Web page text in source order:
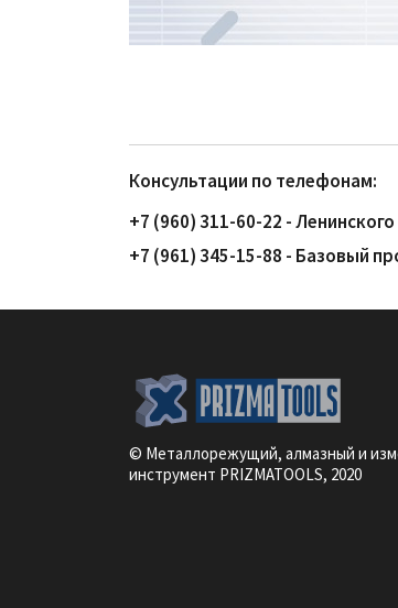
Консультации по телефонам:
+7 (960) 311-60-22 -
+7 (961) 345-15-88 - Базовый
© Металлорежущий, алмазный и
инструмент PRIZMATOOLS, 2020